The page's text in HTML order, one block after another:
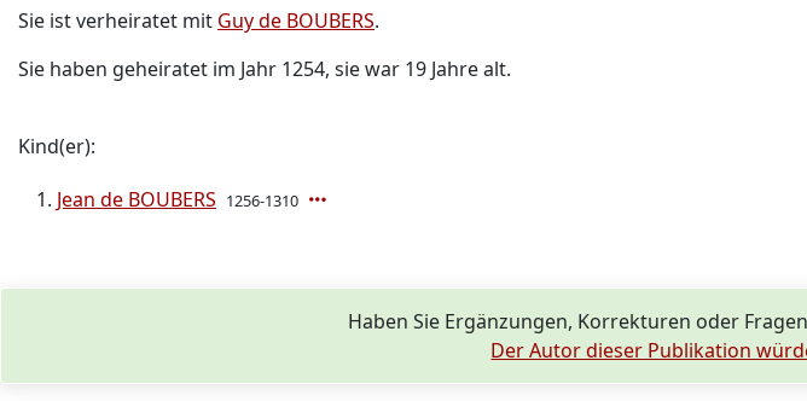
Sie ist verheiratet mit Guy de BOUBERS.
Sie haben geheiratet im Jahr 1254, sie war 19 Jahre alt.
Kind(er):
Jean de BOUBERS 1256-1310
Haben Sie Ergänzungen, Korrekturen oder
Der Autor dieser Publikation